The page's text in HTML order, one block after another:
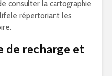
consulter la cartographie
répertoriant les
de recharge et